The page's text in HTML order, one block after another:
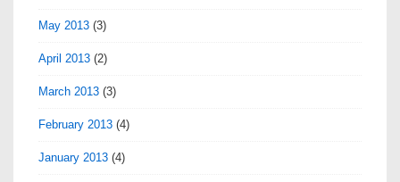
May 2013 (3)
April 2013 (2)
March 2013 (3)
February 2013 (4)
January 2013 (4)